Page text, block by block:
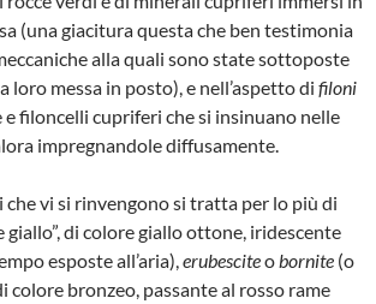
(una giacitura que­sta che ben testimonia
alla quali sono state sottoposte
loro messa in posto), e nell’aspet­to di filoni
e filoncelli cu­priferi che si insinuano nelle
impregnandole diffusamente.
vi si rinvengono si trat­ta per lo più di
giallo”, di colore giallo ottone, iridescente
esposte all’aria),erubesciteobor­nite (o
colore bronzeo, passante al rosso rame